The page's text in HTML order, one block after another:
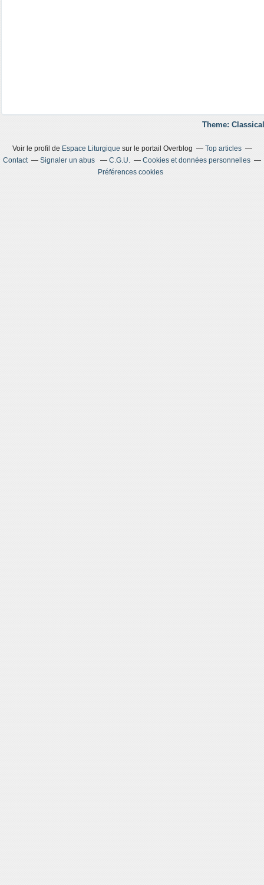
Theme:
Voir le profil de Espace Liturgiquesur le portail Overblog
Top articles
Contact
Signaler un abus C.G.U.
Cookies et données personnelles
Préférences cookies